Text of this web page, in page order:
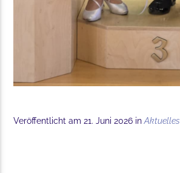
Veröffentlicht am 21. Juni 2026 inAktuelles